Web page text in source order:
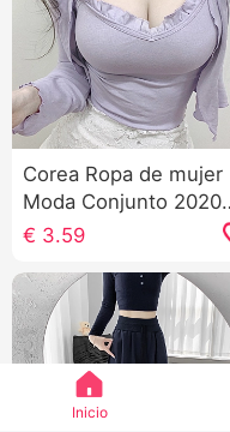
Corea Ropa de mujer
Moda Conjunto 2020
Ajustado Camisola
dos piezas Camiseta
Top Mujer
€ 3.59
Inicio